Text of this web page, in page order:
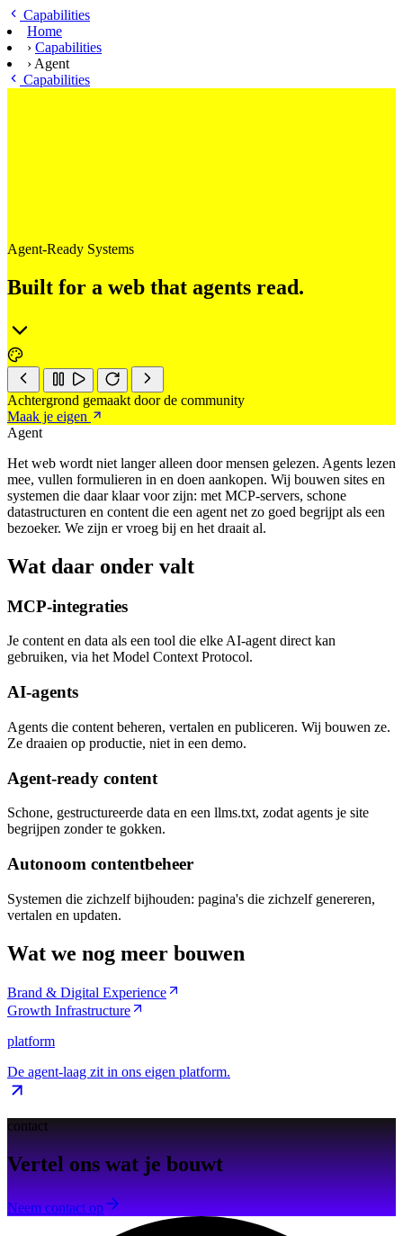
Ga naar hoofdinhoud
Capabilities
Home
› Capabilities
› Agent
Capabilities
Agent-Ready Systems
Built for a web that agents read.
Achtergrond gemaakt door de community
Maak je eigen
Agent
Het web wordt niet langer alleen door mensen gelezen. Agents lezen
mee, vullen formulieren in en doen aankopen. Wij bouwen sites en
systemen die daar klaar voor zijn: met MCP-servers, schone
datastructuren en content die een agent net zo goed begrijpt als een
bezoeker. We zijn er vroeg bij en het draait al.
Wat daar onder valt
MCP-integraties
Je content en data als een tool die elke AI-agent direct kan
gebruiken, via het Model Context Protocol.
AI-agents
Agents die content beheren, vertalen en publiceren. Wij bouwen ze.
Ze draaien op productie, niet in een demo.
Agent-ready content
Schone, gestructureerde data en een llms.txt, zodat agents je site
begrijpen zonder te gokken.
Autonoom contentbeheer
Systemen die zichzelf bijhouden: pagina's die zichzelf genereren,
vertalen en updaten.
Wat we nog meer bouwen
Brand & Digital Experience
Growth Infrastructure
platform
De agent-laag zit in ons eigen platform.
contact
Vertel ons wat je bouwt
Neem contact op